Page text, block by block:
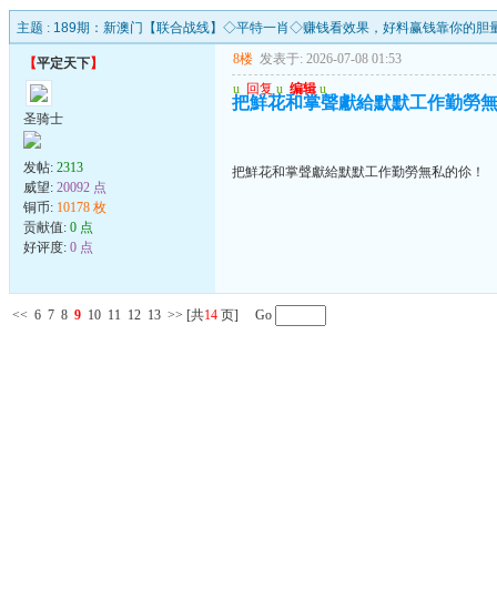
主题 : 189期：新澳门【联合战线】◇平特一肖◇赚钱看效果，好料赢钱靠你的胆
【平定天下】
圣骑士
发帖: 2313
威望: 20092 点
铜币: 10178 枚
贡献值: 0 点
好评度: 0 点
8楼 发表于: 2026-07-08 01:53
u 回复 u 编辑 u
把鮮花和掌聲獻給默默工作勤勞
把鮮花和掌聲獻給默默工作勤勞無私的伱！
<< 6 7 8 9 10 11 12 13 >> [共14 页] Go